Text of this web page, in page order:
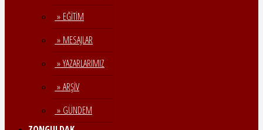
» EĞİTİM
» MESAJLAR
» YAZARLARIMIZ
» ARŞİV
» GÜNDEM